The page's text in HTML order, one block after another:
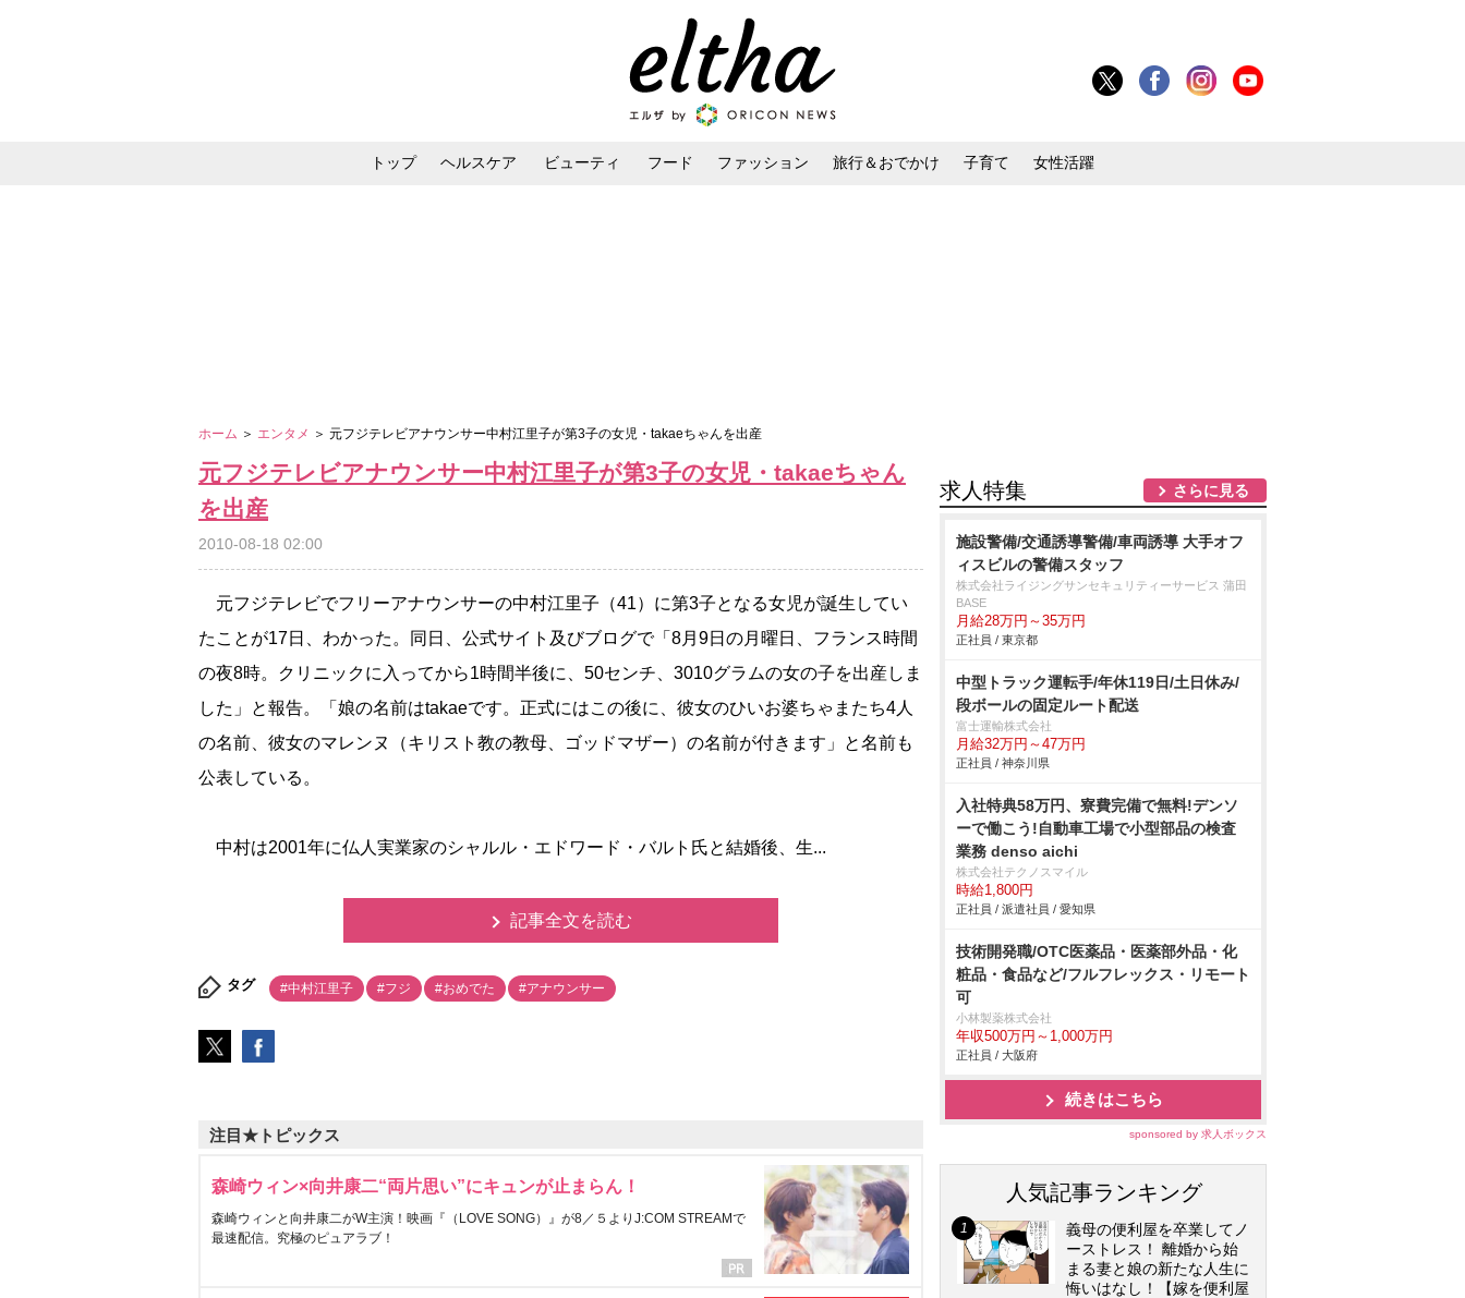
トップ ヘルスケア ビューティ フード ファッション 旅行＆おでかけ 子育て 女性活躍
ホーム ＞ エンタメ ＞ 元フジテレビアナウンサー中村江里子が第3子の女児・takaeちゃんを出産
元フジテレビアナウンサー中村江里子が第3子の女児・takaeちゃん
を出産
2010-08-18 02:00
元フジテレビでフリーアナウンサーの中村江里子（41）に第3子となる女児が誕生してい
たことが17日、わかった。同日、公式サイト及びブログで「8月9日の月曜日、フランス時間
の夜8時。クリニックに入ってから1時間半後に、50センチ、3010グラムの女の子を出産しま
した」と報告。「娘の名前はtakaeです。正式にはこの後に、彼女のひいお婆ちゃまたち4人
の名前、彼女のマレンヌ（キリスト教の教母、ゴッドマザー）の名前が付きます」と名前も
公表している。
中村は2001年に仏人実業家のシャルル・エドワード・バルト氏と結婚後、生...
記事全文を読む
タグ #中村江里子 #フジ #おめでた #アナウンサー
注目★トピックス
森崎ウィン×向井康二“両片思い”にキュンが止まらん！
森崎ウィンと向井康二がW主演！映画『（LOVE SONG）』が8／５よりJ:COM STREAMで
最速配信。究極のピュアラブ！
求人特集 さらに見る
施設警備/交通誘導警備/車両誘導 大手オフ
ィスビルの警備スタッフ
株式会社ライジングサンセキュリティーサービス 蒲田
BASE
月給28万円～35万円
正社員 / 東京都
中型トラック運転手/年休119日/土日休み/
段ボールの固定ルート配送
富士運輸株式会社
月給32万円～47万円
正社員 / 神奈川県
入社特典58万円、寮費完備で無料!デンソ
ーで働こう!自動車工場で小型部品の検査
業務 denso aichi
株式会社テクノスマイル
時給1,800円
正社員 / 派遣社員 / 愛知県
技術開発職/OTC医薬品・医薬部外品・化
粧品・食品など/フルフレックス・リモート
可
小林製薬株式会社
年収500万円～1,000万円
正社員 / 大阪府
続きはこちら
sponsored by 求人ボックス
人気記事ランキング
義母の便利屋を卒業してノ
ーストレス！ 離婚から始
まる妻と娘の新たな人生に
悔いはなし！【嫁を便利屋